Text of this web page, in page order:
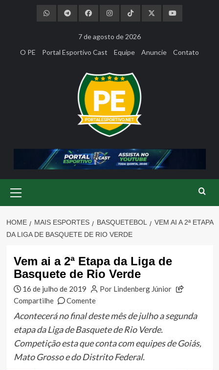
7 de agosto de 2026
O PE
Portal Esportivo Cast Equipe Anuncie Contato
Menu
HOME MAIS ESPORTES BASQUETEBOL
VEM AI A 2ª ETAPA
DA LIGA DE BASQUETE DE RIO VERDE
Vem ai a 2ª Etapa da Liga de
Basquete de Rio Verde
16 de julho de 2019
Por Lindenberg Júnior
Compartilhe
Comente
Acontecerá no final deste mês de julho a segunda
etapa da Liga de Basquete de Rio Verde.
Competição esta que conta com equipes de Goiás,
Mato Grosso e do Distrito Federal.